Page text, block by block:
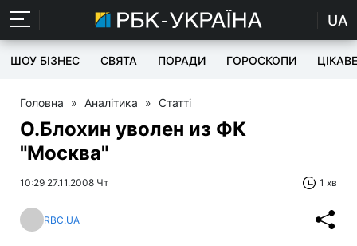
UA
ШОУ БІЗНЕС СВЯТА ПОРАДИ ГОРОСКОПИ ЦІКАВЕ
Головна » Аналітика » Статті
О.Блохин уволен из ФК
"Москва"
10:29 27.11.2008 Чт 1 хв
RBC.UA